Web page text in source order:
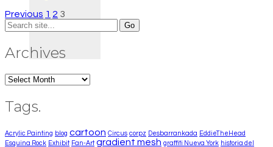
Previous 1 2 3
Search
for:
Archives
Archives
Tags.
Acrylic Painting blog cartoon Circus corpz Desbarrankada EddieTheHead
Esquina Rock Exhibit Fan-Art gradient mesh graffiti Nueva York historia del